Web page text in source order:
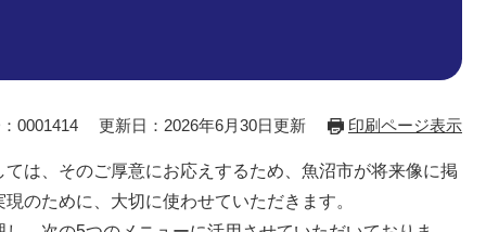
0001414 更新日：2026年6月30日更新 印刷ページ表示
は、そのご厚意にお応えするため、魚沼市が将来像に掲
のために、大切に使わせていただきます。